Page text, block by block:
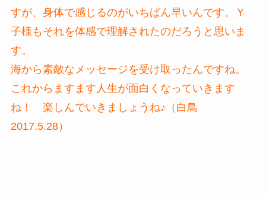
すが、身体で感じるのがいちばん早いんです。Ｙ
子様もそれを体感で理解されたのだろうと思いま
す。
海から素敵なメッセージを受け取ったんですね。
これからますます人生が面白くなっていきます
ね！ 楽しんでいきましょうね♪（白鳥
2017.5.28）